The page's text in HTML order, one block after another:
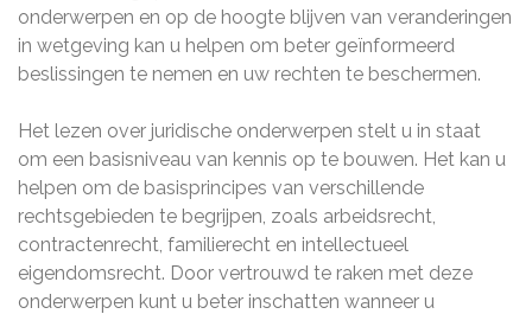
onderwerpen en op de hoogte blijven van veranderingen
in wetgeving kan u helpen om beter geïnformeerd
beslissingen te nemen en uw rechten te beschermen.
Het lezen over juridische onderwerpen stelt u in staat
om een basisniveau van kennis op te bouwen. Het kan u
helpen om de basisprincipes van verschillende
rechtsgebieden te begrijpen, zoals arbeidsrecht,
contractenrecht, familierecht en intellectueel
eigendomsrecht. Door vertrouwd te raken met deze
onderwerpen kunt u beter inschatten wanneer u